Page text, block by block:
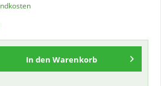
In den Warenkorb